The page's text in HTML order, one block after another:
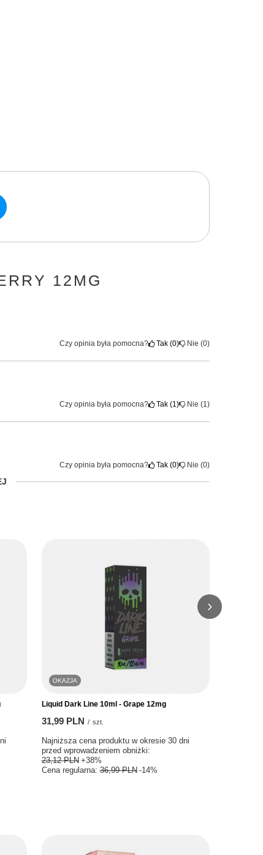
12MG
Czy opinia była pomocna? Tak 0 Nie 0
Czy opinia była pomocna? Tak 1 Nie 1
Czy opinia była pomocna? Tak 0 Nie 0
przed
OKAZJA
Liquid Dark Line 10ml - Grape 12mg
31,99 PLN szt.
Najniższa cena produktu w okresie 30 dni przed
wprowadzeniem obniżki:23,12 PLN
Cena regularna:36,99 PLN